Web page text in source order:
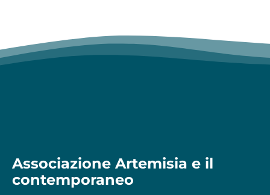
Associazione Artemisia e il
contemporaneo